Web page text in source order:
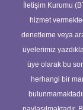
İletişim Kurumu
hizmet
denetleme veya
üyelerimiz
üye olarak bu
herhangi bir